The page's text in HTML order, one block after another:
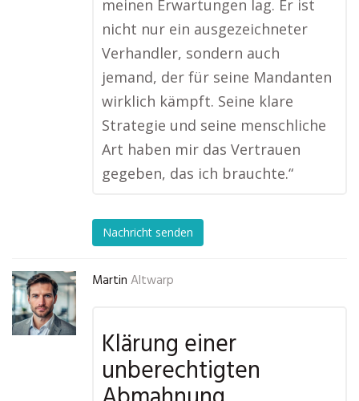
meinen Erwartungen lag. Er ist
nicht nur ein ausgezeichneter
Verhandler, sondern auch
jemand, der für seine Mandanten
wirklich kämpft. Seine klare
Strategie und seine menschliche
Art haben mir das Vertrauen
gegeben, das ich brauchte.“
Nachricht senden
Martin Altwarp
Klärung einer
unberechtigten